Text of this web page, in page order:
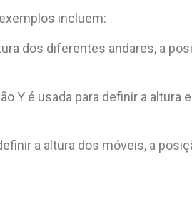
incluem:
dos diferentes andares, a
Y é usada para definir a altura
a altura dos móveis, a